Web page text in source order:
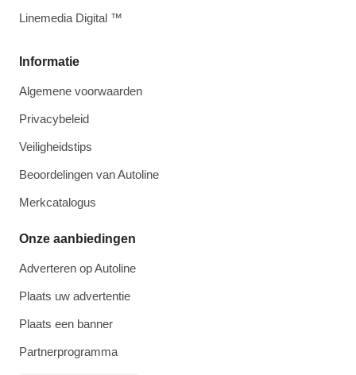
Informatie
Algemene voorwaarden
Privacybeleid
Veiligheidstips
Beoordelingen van Autoline
Merkcatalogus
Onze aanbiedingen
Adverteren op Autoline
Plaats uw advertentie
Plaats een banner
Partnerprogramma
Linemedia Digital ™